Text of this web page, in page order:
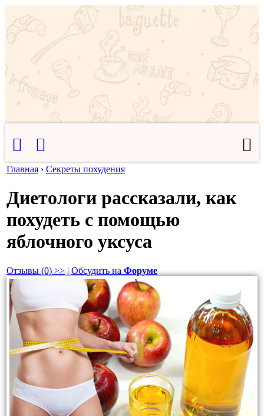
Главная › Секреты похудения
Диетологи рассказали, как
похудеть с помощью
яблочного уксуса
Отзывы (0) >> | Обсудить на Форуме